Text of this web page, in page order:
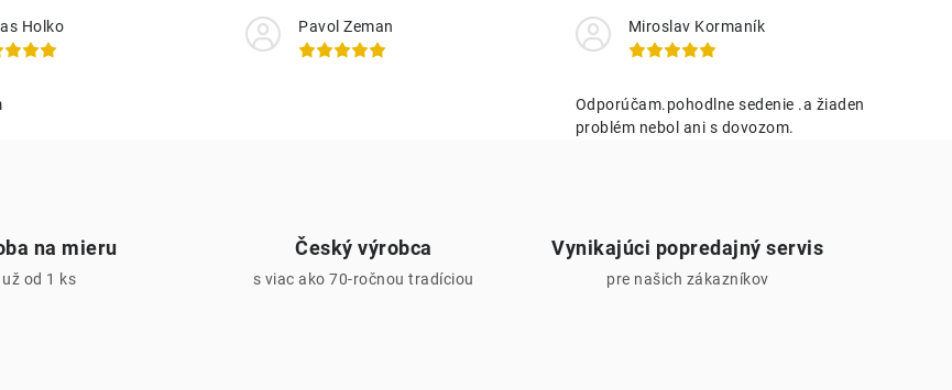
Holko Pavol Zeman Miroslav Kormaník
Odporúčam.pohodlne sedenie .a žiaden
problém nebol ani s dovozom.
na mieru
už od 1 ks
Český výrobca
s viac ako 70-ročnou tradíciou
Vynikajúci popredajný servis
pre našich zákazníkov